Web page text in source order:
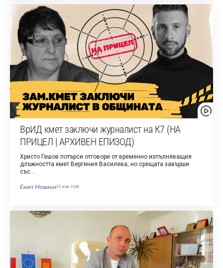
ВрИД кмет заключи журналист на К7 (НА
ПРИЦЕЛ | АРХИВЕН ЕПИЗОД)
Христо Гешов потърси отговори от временно изпълняващия
длъжността кмет Вергиния Василева, но срещата завърши
със…
Екип Новини20 юли 2026